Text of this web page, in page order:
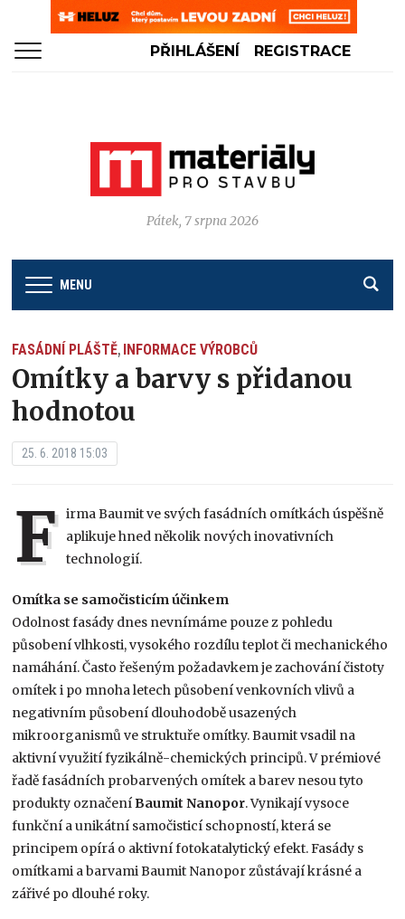
PŘIHLÁŠENÍ REGISTRACE
Pátek, 7 srpna 2026
MENU
FASÁDNÍ PLÁŠTĚ, INFORMACE VÝROBCŮ
Omítky a barvy s přidanou
hodnotou
25. 6. 2018 15:03
F irma Baumit ve svých fasádních omítkách úspěšně
aplikuje hned několik nových inovativních
technologií.
Omítka se samočisticím účinkem
Odolnost fasády dnes nevnímáme pouze z pohledu
působení vlhkosti, vysokého rozdílu teplot či mechanického
namáhání. Často řešeným požadavkem je zachování čistoty
omítek i po mnoha letech působení venkovních vlivů a
negativním působení dlouhodobě usazených
mikroorganismů ve struktuře omítky. Baumit vsadil na
aktivní využití fyzikálně-chemických principů. V prémiové
řadě fasádních probarvených omítek a barev nesou tyto
produkty označení Baumit Nanopor. Vynikají vysoce
funkční a unikátní samočisticí schopností, která se
principem opírá o aktivní fotokatalytický efekt. Fasády s
omítkami a barvami Baumit Nanopor zůstávají krásné a
zářivé po dlouhé roky.